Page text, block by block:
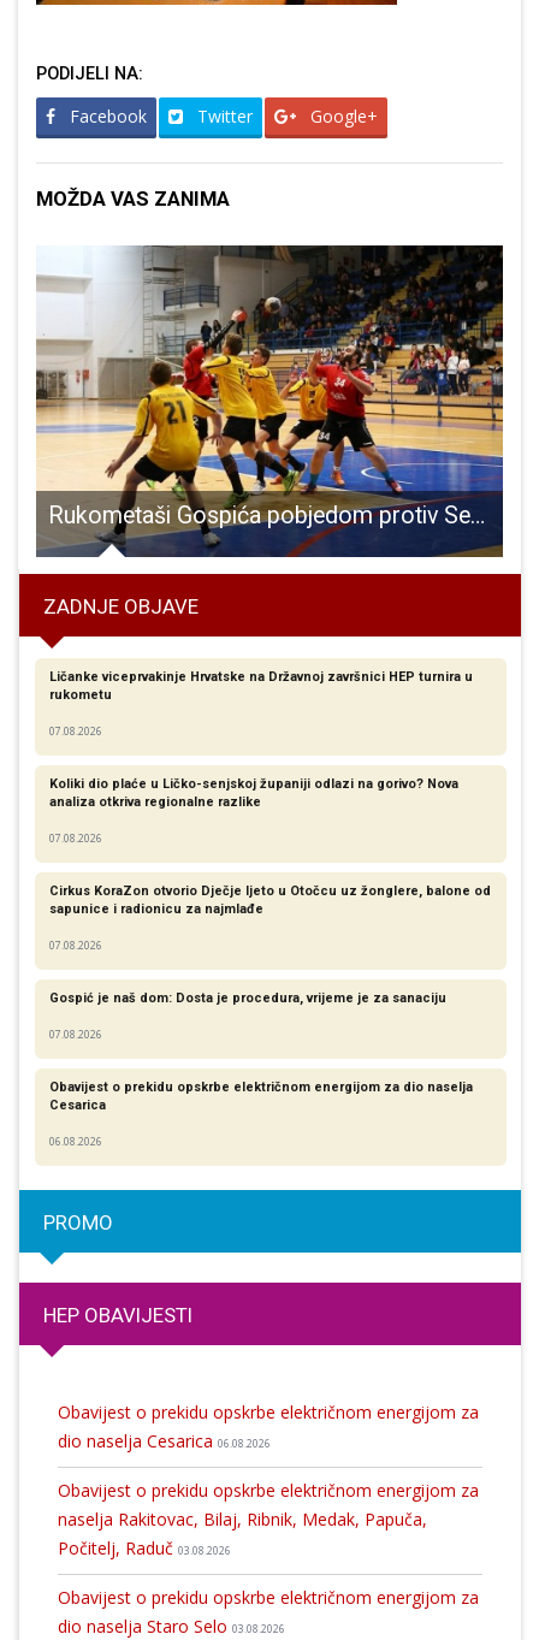
PODIJELI NA:
Facebook Twitter Google+
MOŽDA VAS ZANIMA
Rukometaši Gospića pobjedom protiv Senja izborili nastavak natjecanja u kupu
ZADNJE OBJAVE
Ličanke viceprvakinje Hrvatske na Državnoj završnici HEP turnira u
rukometu
07.08.2026
Koliki dio plaće u Ličko-senjskoj županiji odlazi na gorivo? Nova
analiza otkriva regionalne razlike​
07.08.2026
Cirkus KoraZon otvorio Dječje ljeto u Otočcu uz žonglere, balone od
sapunice i radionicu za najmlađe
07.08.2026
Gospić je naš dom: Dosta je procedura, vrijeme je za sanaciju
07.08.2026
Obavijest o prekidu opskrbe električnom energijom za dio naselja
Cesarica
06.08.2026
PROMO
HEP OBAVIJESTI
Obavijest o prekidu opskrbe električnom energijom za
dio naselja Cesarica 06.08.2026
Obavijest o prekidu opskrbe električnom energijom za
naselja Rakitovac, Bilaj, Ribnik, Medak, Papuča,
Počitelj, Raduč 03.08.2026
Obavijest o prekidu opskrbe električnom energijom za
dio naselja Staro Selo 03.08.2026